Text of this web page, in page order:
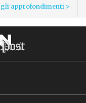
approfondimenti >